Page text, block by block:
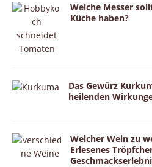
Welche Messer
Küche haben?
Das Gewürz
heilenden
Welcher Wein zu
Erlesenes